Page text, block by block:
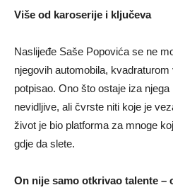
Više od karoserije i ključeva
Naslijeđe Saše Popovića se ne
njegovih automobila,
potpisao. Ono što ostaje iza
nevidljive, ali čvrste niti koje je
život je bio platforma za mnoge
gdje da slete.
On nije samo otkrivao talente –